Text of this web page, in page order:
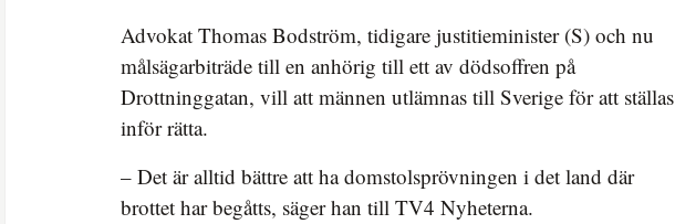
Advokat Thomas Bodström, tidigare justitieminister (S) och nu
målsägarbiträde till en anhörig till ett av dödsoffren på
Drottninggatan, vill att männen utlämnas till Sverige för att ställas
inför rätta.
– Det är alltid bättre att ha domstolsprövningen i det land där
brottet har begåtts, säger han till TV4 Nyheterna.